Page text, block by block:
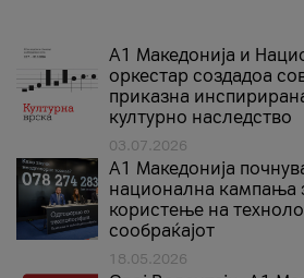
А1 Македонија и
оркестар создадоа
приказна
културно наследство
03.07.2026
A1 Македонија
национална кампања
користење на
сообраќајот
18.05.2026